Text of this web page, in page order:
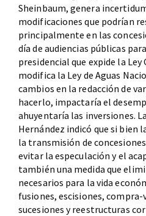
Sheinbaum, genera
modificaciones que podrían
principalmente en las
día de audiencias públicas
presidencial que expide la Ley
modifica la Ley de Aguas
cambios en la redacción de
hacerlo, impactaría el
ahuyentaría las inversiones.
Hernández indicó que si bien
la transmisión de
evitar la especulación y el
también una medida que
necesarios para la vida
fusiones, escisiones,
sucesiones y reestructuras